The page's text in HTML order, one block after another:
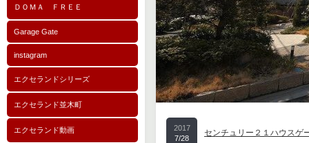
ＤＯＭＡ ＦＲＥＥ
Garage Gate
instagram
エクセランドシリーズ
エクセランド並木町
エクセランド動画
2017
7/28
センチュリー２１ハウスゲ